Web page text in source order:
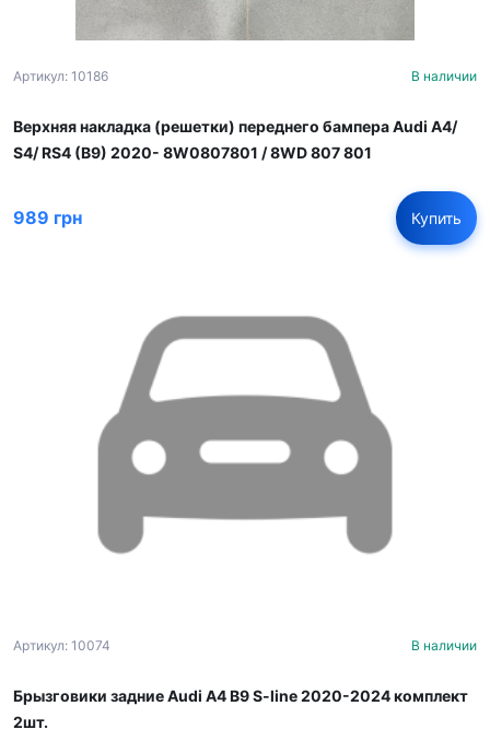
Артикул: 10186 В наличии
Верхняя накладка (решетки) переднего бампера Audi A4/
S4/ RS4 (B9) 2020- 8W0807801 / 8WD 807 801
989 грн Купить
Артикул: 10074 В наличии
Брызговики задние Audi A4 B9 S-line 2020-2024 комплект
2шт.